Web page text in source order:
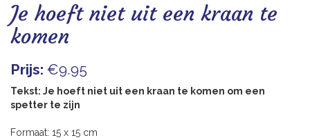
Je hoeft niet uit een kraan te
komen
Prijs: €9.95
Tekst: Je hoeft niet uit een kraan te komen om een
spetter te zijn
Formaat: 15 x 15 cm